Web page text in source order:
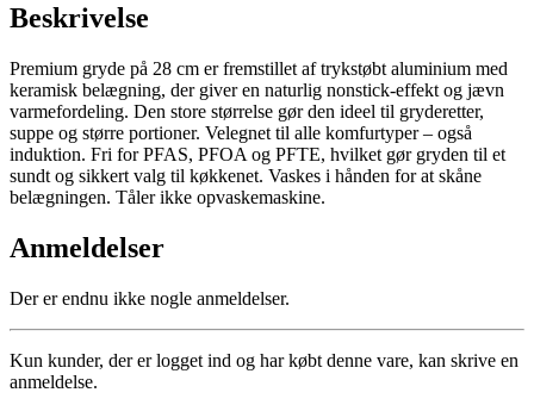
Beskrivelse
Premium gryde på 28 cm er fremstillet af trykstøbt aluminium med
keramisk belægning, der giver en naturlig nonstick-effekt og jævn
varmefordeling. Den store størrelse gør den ideel til gryderetter,
suppe og større portioner. Velegnet til alle komfurtyper – også
induktion. Fri for PFAS, PFOA og PFTE, hvilket gør gryden til et
sundt og sikkert valg til køkkenet. Vaskes i hånden for at skåne
belægningen. Tåler ikke opvaskemaskine.
Anmeldelser
Der er endnu ikke nogle anmeldelser.
Kun kunder, der er logget ind og har købt denne vare, kan skrive en
anmeldelse.